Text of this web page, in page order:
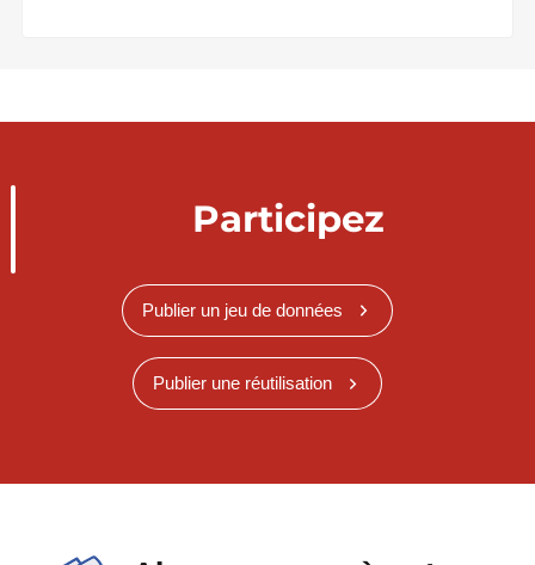
Participez
Publier un jeu de données
Publier une réutilisation